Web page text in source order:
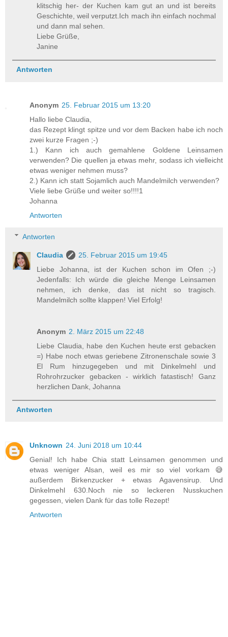
klitschig her- der Kuchen kam gut an und ist bereits
Geschichte, weil verputzt.Ich mach ihn einfach nochmal
und dann mal sehen.
Liebe Grüße,
Janine
Antworten
Anonym 25. Februar 2015 um 13:20
Hallo liebe Claudia,
das Rezept klingt spitze und vor dem Backen habe ich noch
zwei kurze Fragen ;-)
1.) Kann ich auch gemahlene Goldene Leinsamen
verwenden? Die quellen ja etwas mehr, sodass ich vielleicht
etwas weniger nehmen muss?
2.) Kann ich statt Sojamlich auch Mandelmilch verwenden?
Viele liebe Grüße und weiter so!!!!1
Johanna
Antworten
Antworten
Claudia
25. Februar 2015 um 19:45
Liebe Johanna, ist der Kuchen schon im Ofen ;-)
Jedenfalls: Ich würde die gleiche Menge Leinsamen
nehmen, ich denke, das ist nicht so tragisch.
Mandelmilch sollte klappen! Viel Erfolg!
Anonym 2. März 2015 um 22:48
Liebe Claudia, habe den Kuchen heute erst gebacken
=) Habe noch etwas geriebene Zitronenschale sowie 3
El Rum hinzugegeben und mit Dinkelmehl und
Rohrohrzucker gebacken - wirklich fatastisch! Ganz
herzlichen Dank, Johanna
Antworten
Unknown 24. Juni 2018 um 10:44
Genial! Ich habe Chia statt Leinsamen genommen und
etwas weniger Alsan, weil es mir so viel vorkam 😅
außerdem Birkenzucker + etwas Agavensirup. Und
Dinkelmehl 630.Noch nie so leckeren Nusskuchen
gegessen, vielen Dank für das tolle Rezept!
Antworten